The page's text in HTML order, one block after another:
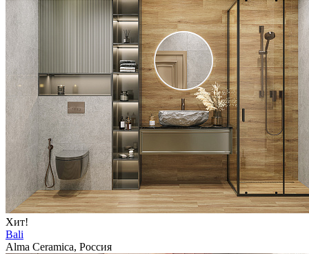
Хит!
Bali
Alma Ceramica, Россия